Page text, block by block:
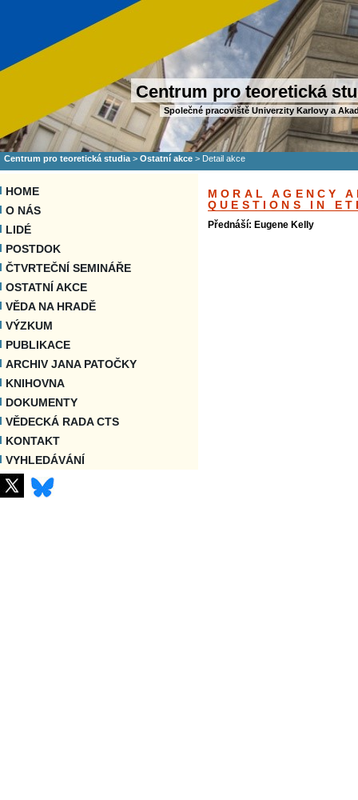
Centrum pro teoretická
Společné pracoviště Univerzity Karlovy a
Centrum pro teoretická studia > Ostatní akce > Detail akce
HOME
O NÁS
LIDÉ
POSTDOK
ČTVRTEČNÍ SEMINÁŘE
OSTATNÍ AKCE
VĚDA NA HRADĚ
VÝZKUM
PUBLIKACE
ARCHIV JANA PATOČKY
KNIHOVNA
DOKUMENTY
VĚDECKÁ RADA CTS
KONTAKT
VYHLEDÁVÁNÍ
MORAL AGENCY
QUESTIONS IN
Přednáší: Eugene Kelly